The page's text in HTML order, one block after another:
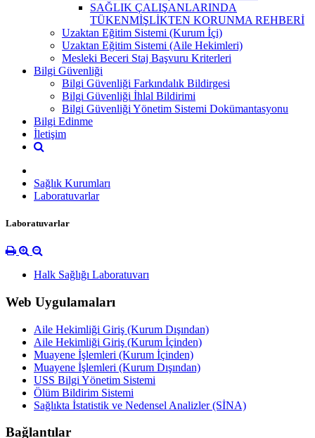
SAĞLIK ÇALIŞANLARINDA
TÜKENMİŞLİKTEN KORUNMA REHBERİ
Uzaktan Eğitim Sistemi (Kurum İçi)
Uzaktan Eğitim Sistemi (Aile Hekimleri)
Mesleki Beceri Staj Başvuru Kriterleri
Bilgi Güvenliği
Bilgi Güvenliği Farkındalık Bildirgesi
Bilgi Güvenliği İhlal Bildirimi
Bilgi Güvenliği Yönetim Sistemi Dokümantasyonu
Bilgi Edinme
İletişim
Sağlık Kurumları
Laboratuvarlar
Laboratuvarlar
Halk Sağlığı Laboratuvarı
Web Uygulamaları
Aile Hekimliği Giriş (Kurum Dışından)
Aile Hekimliği Giriş (Kurum İçinden)
Muayene İşlemleri (Kurum İçinden)
Muayene İşlemleri (Kurum Dışından)
USS Bilgi Yönetim Sistemi
Ölüm Bildirim Sistemi
Sağlıkta İstatistik ve Nedensel Analizler (SİNA)
Bağlantılar